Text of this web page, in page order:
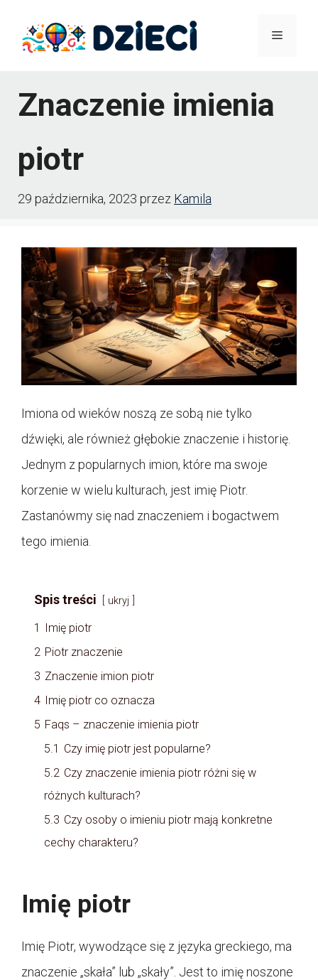
Menu
Znaczenie imienia
piotr
29 października, 2023 przez Kamila
Imiona od wieków noszą ze sobą nie tylko
dźwięki, ale również głębokie znaczenie i historię.
Jednym z popularnych imion, które ma swoje
korzenie w wielu kulturach, jest imię Piotr.
Zastanówmy się nad znaczeniem i bogactwem
tego imienia.
Spis treści ukryj
1
Imię piotr
2 Piotr znaczenie
3 Znaczenie imion piotr
4 Imię piotr co oznacza
5 Faqs – znaczenie imienia piotr
5.1 Czy imię piotr jest popularne?
5.2 Czy znaczenie imienia piotr różni się w
różnych kulturach?
5.3 Czy osoby o imieniu piotr mają konkretne
cechy charakteru?
Imię piotr
Imię Piotr, wywodzące się z języka greckiego, ma
znaczenie „skała” lub „skały”. Jest to imię noszone